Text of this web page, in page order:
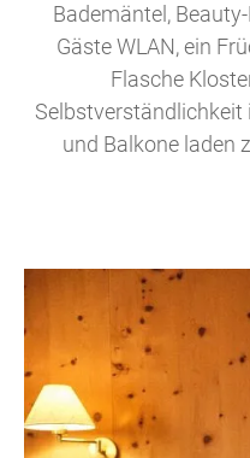
Bademäntel,
Gäste WLAN, ein
Flasche
Selbstverständlichkeit
und Balkone laden